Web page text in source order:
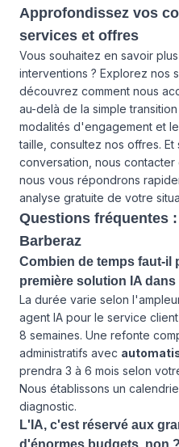
Approfondissez vos
services et offres
Vous souhaitez en savoir
interventions ? Explorez nos
découvrez comment nous
au-delà de la simple
modalités d'engagement et
taille, consultez nos offres.
conversation, nous contacter
nous vous répondrons
analyse gratuite de votre
Questions fréquentes
Barberaz
Combien de temps faut-il
première solution IA
La durée varie selon
agent IA pour le service
8 semaines. Une refonte
administratifs avec
prendra 3 à 6 mois selon
Nous établissons un
diagnostic.
L'IA, c'est réservé aux
d'énormes budgets, non ?